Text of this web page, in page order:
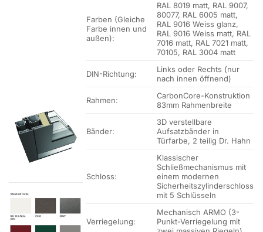
Farben (Gleiche
Farbe innen und
außen):
RAL 8019 matt, RAL 9007,
80077, RAL 6005 matt,
RAL 9016 Weiss glanz,
RAL 9016 Weiss matt, RAL
7016 matt, RAL 7021 matt,
70105, RAL 3004 matt
DIN-Richtung:
Links oder Rechts (nur
nach innen öffnend)
Rahmen:
CarbonCore-Konstruktion
83mm Rahmenbreite
Bänder:
3D verstellbare
Aufsatzbänder in
Türfarbe, 2 teilig Dr. Hahn
Schloss:
Klassischer
Schließmechanismus mit
einem modernen
Sicherheitszylinderschloss
mit 5 Schlüsseln
Verriegelung:
Mechanisch ARMO (3-
Punkt-Verriegelung mit